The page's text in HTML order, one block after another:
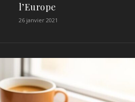
l’Europe
26 janvier 2021